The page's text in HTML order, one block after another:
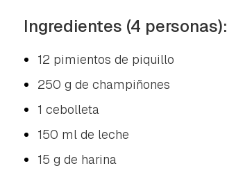
Ingredientes (4 personas):
12 pimientos de piquillo
250 g de champiñones
1 cebolleta
150 ml de leche
15 g de harina